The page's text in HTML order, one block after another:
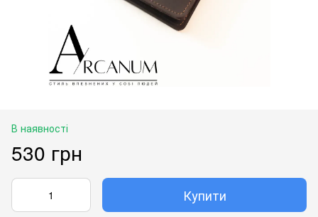
В наявності
530 грн
Купити